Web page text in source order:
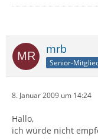
mrb
Senior-
8. Januar 2009 um 14:24
Hallo,
ich würde nicht